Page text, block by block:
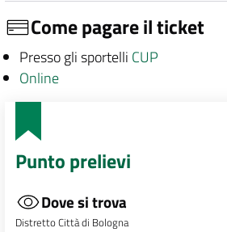
Come pagare il ticket
Presso gli sportelli CUP
Online
Punto prelievi
Dove si trova
Distretto Città di Bologna